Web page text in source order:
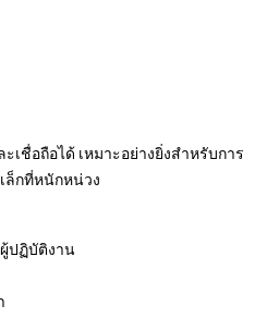
ชื่อถือได้ เหมาะอย่างยิ่งสำหรับการ
ล็กที่หนักหน่วง
ปฏิบัติงาน